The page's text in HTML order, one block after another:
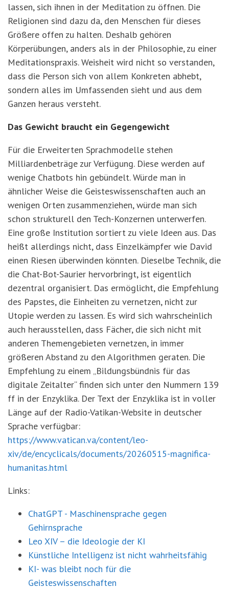
lassen, sich ihnen in der Meditation zu öffnen. Die
Religionen sind dazu da, den Menschen für dieses
Größere offen zu halten. Deshalb gehören
Körperübungen, anders als in der Philosophie, zu einer
Meditationspraxis. Weisheit wird nicht so verstanden,
dass die Person sich von allem Konkreten abhebt,
sondern alles im Umfassenden sieht und aus dem
Ganzen heraus versteht.
Das Gewicht braucht ein Gegengewicht
Für die Erweiterten Sprachmodelle stehen
Milliardenbeträge zur Verfügung. Diese werden auf
wenige Chatbots hin gebündelt. Würde man in
ähnlicher Weise die Geisteswissenschaften auch an
wenigen Orten zusammenziehen, würde man sich
schon strukturell den Tech-Konzernen unterwerfen.
Eine große Institution sortiert zu viele Ideen aus. Das
heißt allerdings nicht, dass Einzelkämpfer wie David
einen Riesen überwinden könnten. Dieselbe Technik, die
die Chat-Bot-Saurier hervorbringt, ist eigentlich
dezentral organisiert. Das ermöglicht, die Empfehlung
des Papstes, die Einheiten zu vernetzen, nicht zur
Utopie werden zu lassen. Es wird sich wahrscheinlich
auch herausstellen, dass Fächer, die sich nicht mit
anderen Themengebieten vernetzen, in immer
größeren Abstand zu den Algorithmen geraten. Die
Empfehlung zu einem „Bildungsbündnis für das
digitale Zeitalter“ finden sich unter den Nummern 139
ff in der Enzyklika. Der Text der Enzyklika ist in voller
Länge auf der Radio-Vatikan-Website in deutscher
Sprache verfügbar:
https://www.vatican.va/content/leo-
xiv/de/encyclicals/documents/20260515-magnifica-
humanitas.html
Links:
ChatGPT - Maschinensprache gegen
Gehirnsprache
Leo XIV – die Ideologie der KI
Künstliche Intelligenz ist nicht wahrheitsfähig
KI- was bleibt noch für die
Geisteswissenschaften